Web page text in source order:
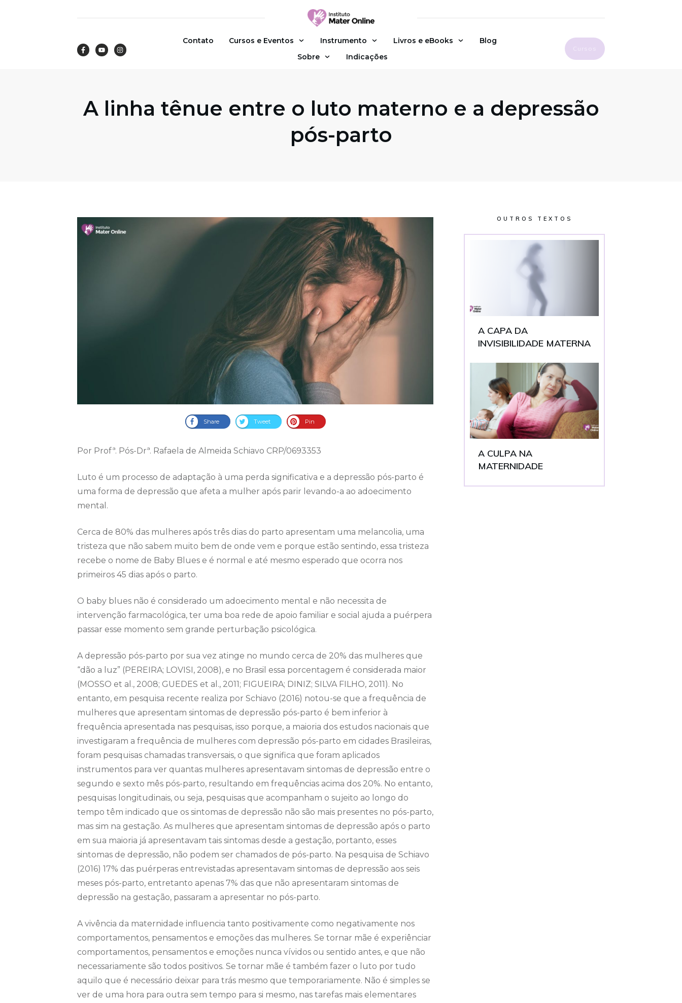
Contato Cursos e Eventos Instrumento Livros e eBooks
Blog
Sobre
Indicações
A linha tênue entre o luto materno e a depressão
pós-parto
Share Tweet Pin
Por Profª. Pós-Drª. Rafaela de Almeida Schiavo CRP/0693353
Luto é um processo de adaptação à uma perda significativa e a depressão pós-parto é
uma forma de depressão que afeta a mulher após parir levando-a ao adoecimento
mental.
Cerca de 80% das mulheres após três dias do parto apresentam uma melancolia, uma
tristeza que não sabem muito bem de onde vem e porque estão sentindo, essa tristeza
recebe o nome de Baby Blues e é normal e até mesmo esperado que ocorra nos
primeiros 45 dias após o parto.
O baby blues não é considerado um adoecimento mental e não necessita de
intervenção farmacológica, ter uma boa rede de apoio familiar e social ajuda a puérpera
passar esse momento sem grande perturbação psicológica.
A depressão pós-parto por sua vez atinge no mundo cerca de 20% das mulheres que
“dão a luz” (PEREIRA; LOVISI, 2008), e no Brasil essa porcentagem é considerada maior
(MOSSO et al., 2008; GUEDES et al., 2011; FIGUEIRA; DINIZ; SILVA FILHO, 2011). No
entanto, em pesquisa recente realiza por Schiavo (2016) notou-se que a frequência de
mulheres que apresentam sintomas de depressão pós-parto é bem inferior à
frequência apresentada nas pesquisas, isso porque, a maioria dos estudos nacionais que
investigaram a frequência de mulheres com depressão pós-parto em cidades Brasileiras,
foram pesquisas chamadas transversais, o que significa que foram aplicados
instrumentos para ver quantas mulheres apresentavam sintomas de depressão entre o
segundo e sexto mês pós-parto, resultando em frequências acima dos 20%. No entanto,
pesquisas longitudinais, ou seja, pesquisas que acompanham o sujeito ao longo do
tempo têm indicado que os sintomas de depressão não são mais presentes no pós-parto,
mas sim na gestação. As mulheres que apresentam sintomas de depressão após o parto
em sua maioria já apresentavam tais sintomas desde a gestação, portanto, esses
sintomas de depressão, não podem ser chamados de pós-parto. Na pesquisa de Schiavo
(2016) 17% das puérperas entrevistadas apresentavam sintomas de depressão aos seis
meses pós-parto, entretanto apenas 7% das que não apresentaram sintomas de
depressão na gestação, passaram a apresentar no pós-parto.
A vivência da maternidade influencia tanto positivamente como negativamente nos
comportamentos, pensamentos e emoções das mulheres. Se tornar mãe é experiênciar
comportamentos, pensamentos e emoções nunca vívidos ou sentido antes, e que não
necessariamente são todos positivos. Se tornar mãe é também fazer o luto por tudo
aquilo que é necessário deixar para trás mesmo que temporariamente. Não é simples se
ver de uma hora para outra sem tempo para si mesmo, nas tarefas mais elementares
OUTROS TEXTOS
A CAPA DA
INVISIBILIDADE MATERNA
A CULPA NA
MATERNIDADE